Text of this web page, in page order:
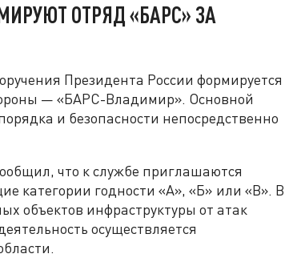
ОТРЯД «БАРС» ЗА
Президента России формируется
— «БАРС-Владимир». Основной
и безопасности непосредственно
что к службе приглашаются
категории годности «А», «Б» или «В». В
объектов инфраструктуры от атак
осуществляется